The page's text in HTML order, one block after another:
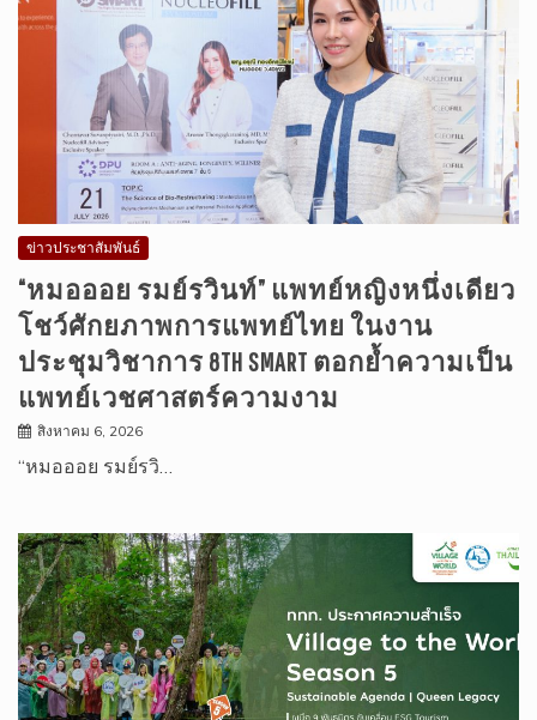
ข่าวประชาสัมพันธ์
“หมอออย รมย์รวินท์” แพทย์หญิงหนึ่งเดียว
โชว์ศักยภาพการแพทย์ไทย ในงาน
ประชุมวิชาการ 8TH SMART ตอกย้ำความเป็น
แพทย์เวชศาสตร์ความงาม
สิงหาคม 6, 2026
“หมอออย รมย์รวิ…